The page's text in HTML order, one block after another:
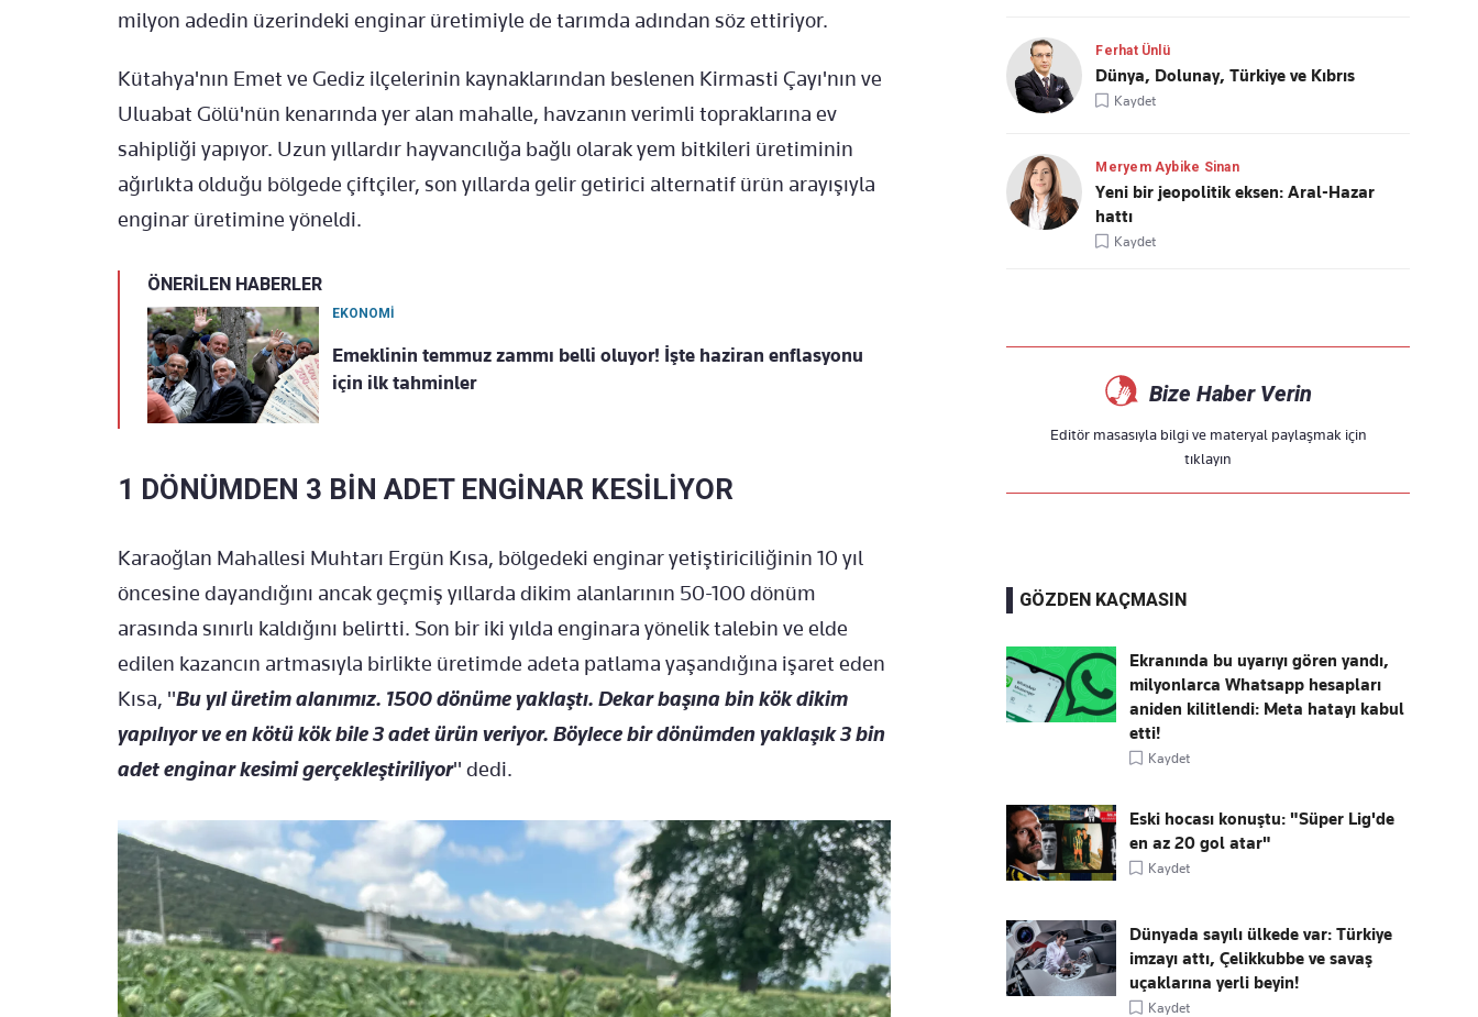
milyon adedin üzerindeki enginar üretimiyle de tarımda adından söz ettiriyor.
Kütahya'nın Emet ve Gediz ilçelerinin kaynaklarından beslenen Kirmasti Çayı'nın ve
Uluabat Gölü'nün kenarında yer alan mahalle, havzanın verimli topraklarına ev
sahipliği yapıyor. Uzun yıllardır hayvancılığa bağlı olarak yem bitkileri üretiminin
ağırlıkta olduğu bölgede çiftçiler, son yıllarda gelir getirici alternatif ürün arayışıyla
enginar üretimine yöneldi.
ÖNERİLEN HABERLER
EKONOMİ
Emeklinin temmuz zammı belli oluyor! İşte haziran enflasyonu
için ilk tahminler
1 DÖNÜMDEN 3 BİN ADET ENGİNAR KESİLİYOR
Karaoğlan Mahallesi Muhtarı Ergün Kısa, bölgedeki enginar yetiştiriciliğinin 10 yıl
öncesine dayandığını ancak geçmiş yıllarda dikim alanlarının 50-100 dönüm
arasında sınırlı kaldığını belirtti. Son bir iki yılda enginara yönelik talebin ve elde
edilen kazancın artmasıyla birlikte üretimde adeta patlama yaşandığına işaret eden
Kısa, "Bu yıl üretim alanımız. 1500 dönüme yaklaştı. Dekar başına bin kök dikim
yapılıyor ve en kötü kök bile 3 adet ürün veriyor. Böylece bir dönümden yaklaşık 3 bin
adet enginar kesimi gerçekleştiriliyor" dedi.
Ferhat Ünlü
Dünya, Dolunay, Türkiye ve Kıbrıs
Kaydet
Meryem Aybike Sinan
Yeni bir jeopolitik eksen: Aral-Hazar
hattı
Kaydet
Bize Haber Verin
Editör masasıyla bilgi ve materyal paylaşmak için
tıklayın
GÖZDEN KAÇMASIN
Ekranında bu uyarıyı gören yandı,
milyonlarca Whatsapp hesapları
aniden kilitlendi: Meta hatayı kabul
etti!
Kaydet
Eski hocası konuştu: "Süper Lig'de
en az 20 gol atar"
Kaydet
Dünyada sayılı ülkede var: Türkiye
imzayı attı, Çelikkubbe ve savaş
uçaklarına yerli beyin!
Kaydet